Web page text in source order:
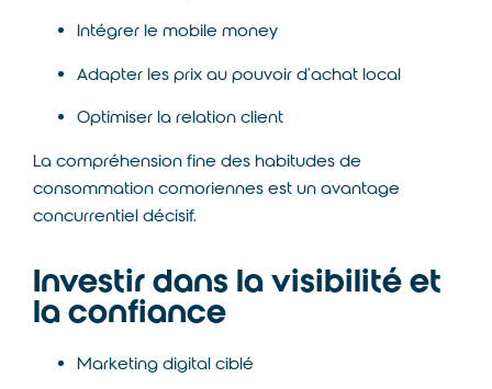
Intégrer le mobile money
Adapter les prix au pouvoir d’achat local
Optimiser la relation client
La compréhension fine des habitudes de
consommation comoriennes est un avantage
concurrentiel décisif.
Investir dans la visibilité et
la confiance
Marketing digital ciblé